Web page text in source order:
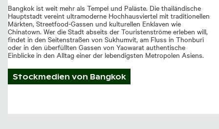
Bangkok ist weit mehr als Tempel und Paläste. Die thailändische
Hauptstadt vereint ultramoderne Hochhausviertel mit traditionellen
Märkten, Streetfood-Gassen und kulturellen Enklaven wie
Chinatown. Wer die Stadt abseits der Touristenströme erleben will,
findet in den Seitenstraßen von Sukhumvit, am Fluss in Thonburi
oder in den überfüllten Gassen von Yaowarat authentische
Einblicke in den Alltag einer der lebendigsten Metropolen Asiens.
Stockmedien von Bangkok